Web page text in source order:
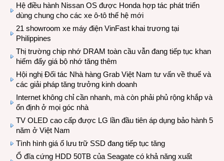
Hệ điều hành Nissan OS được Honda hợp tác phát triển
dùng chung cho các xe ô-tô thế hệ mới
21 showroom xe máy điện VinFast khai trương tại
Philippines
Thị trường chip nhớ DRAM toàn cầu vẫn đang tiếp tục khan
hiếm đẩy giá bộ nhớ tăng thêm
Hội nghị Đối tác Nhà hàng Grab Việt Nam tư vấn về thuế và
các giải pháp tăng trưởng kinh doanh
Internet không chỉ cần nhanh, mà còn phải phủ rộng khắp và
ổn định ở mọi góc nhà
TV OLED cao cấp được LG lần đầu tiên áp dụng bảo hành 5
năm ở Việt Nam
Tình hình giá ổ lưu trữ SSD đang tiếp tục tăng
Ổ đĩa cứng HDD 50TB của Seagate có khả năng xuất